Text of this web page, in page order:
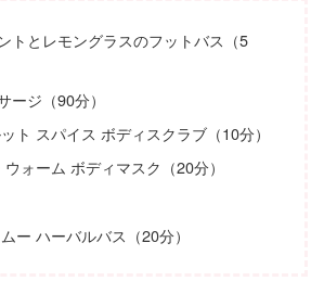
トとレモングラスのフットバス（5
ージ（90分）
ト スパイス ボディスクラブ（10分）
ォーム ボディマスク（20分）
ー ハーバルバス（20分）